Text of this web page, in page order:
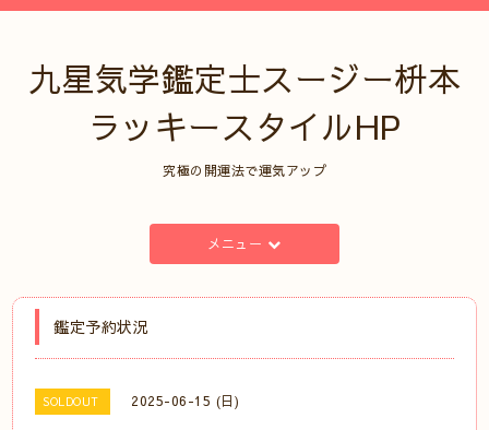
九星気学鑑定士スージー枡本
ラッキースタイルHP
究極の開運法で運気アップ
メニュー
鑑定予約状況
SOLDOUT 2025-06-15 (日)